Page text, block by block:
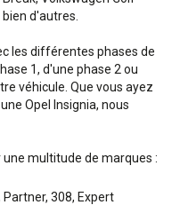
d'autres.
les différentes phases de
1, d'une phase 2 ou
véhicule. Que vous ayez
Opel Insignia, nous
multitude de marques :
Partner, 308, Expert